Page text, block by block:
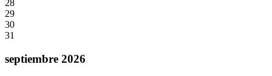
28
29
30
31
septiembre 2026